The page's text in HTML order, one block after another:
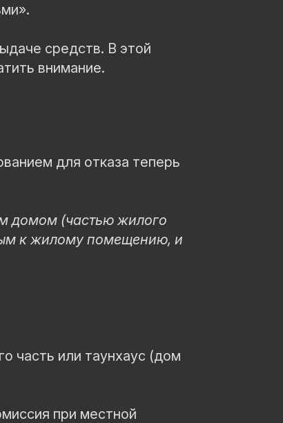
средств. В этой
внимание.
для отказа теперь
домом (частью жилого
к жилому помещению, и
часть или таунхаус (дом
при местной